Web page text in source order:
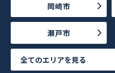
岡崎市
瀬戸市
全てのエリアを見る